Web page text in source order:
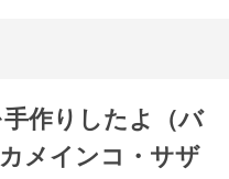
作りしたよ（バ
メインコ・サザ